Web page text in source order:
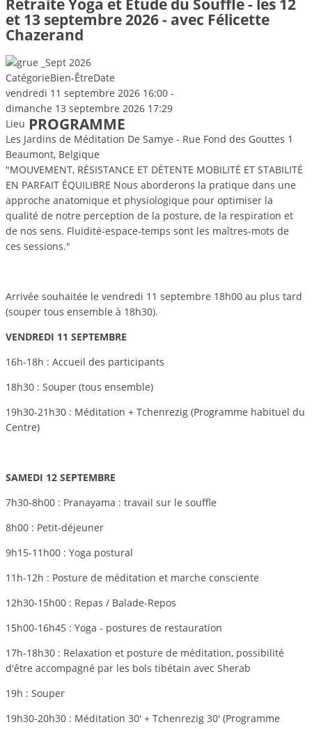
Retraite Yoga et Etude du Souffle - les 12
et 13 septembre 2026 - avec Félicette
Chazerand
CatégorieBien-ÊtreDate
vendredi 11 septembre 2026 16:00 -
dimanche 13 septembre 2026 17:29
Lieu
Les Jardins de Méditation De Samye - Rue Fond des Gouttes 1
Beaumont, Belgique
PROGRAMME
"MOUVEMENT, RÉSISTANCE ET DÉTENTE MOBILITÉ ET STABILITÉ
EN PARFAIT ÉQUILIBRE Nous aborderons la pratique dans une
approche anatomique et physiologique pour optimiser la
qualité de notre perception de la posture, de la respiration et
de nos sens. Fluidité-espace-temps sont les maîtres-mots de
ces sessions."
Arrivée souhaitée le vendredi 11 septembre 18h00 au plus tard
(souper tous ensemble à 18h30).
VENDREDI 11 SEPTEMBRE
16h-18h : Accueil des participants
18h30 : Souper (tous ensemble)
19h30-21h30 : Méditation + Tchenrezig (Programme habituel du
Centre)
SAMEDI 12 SEPTEMBRE
7h30-8h00 : Pranayama : travail sur le souffle
8h00 : Petit-déjeuner
9h15-11h00 : Yoga postural
11h-12h : Posture de méditation et marche consciente
12h30-15h00 : Repas / Balade-Repos
15h00-16h45 : Yoga - postures de restauration
17h-18h30 : Relaxation et posture de méditation, possibilité
d'être accompagné par les bols tibétain avec Sherab
19h : Souper
19h30-20h30 : Méditation 30' + Tchenrezig 30' (Programme